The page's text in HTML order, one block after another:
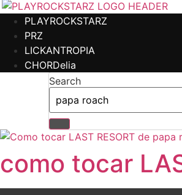
Saltar al contenido principal
PLAYROCKSTARZ
PRZ
LICKANTROPIA
CHORDelia
Search
como tocar